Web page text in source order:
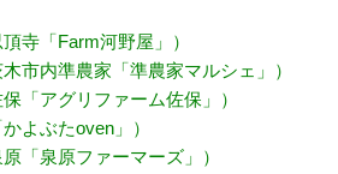
寺「Farm河野屋」）
市内準農家「準農家マルシェ」）
「アグリファーム佐保」）
よぶたoven」）
「泉原ファーマーズ」）